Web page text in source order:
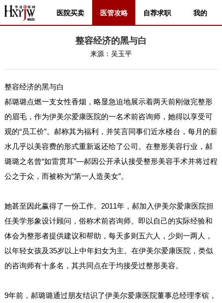
医院买卖 医管攻略 自荐求职 我的
整容经济的黑与白
来源： 吴玉平
整容经济的黑与白
郝璐璐点燃一支女性香烟，略显急迫地展示着两天前刚做完整形
的眉毛，作为伊美尔爱康医院的一名术前咨询师，她得以享受可
观的“员工价”。郝称其为福利，并笑言同事们近水楼台，每月的薪
水几乎以美容费的形式重新返还给了公司。在整形美容行业，郝
璐璐之名曾“如雷贯耳”—郝因公开承认接受整形美容手术并将过程
公之于众，而被称为“第一人造美女”。
她甚至因此赢得了一份工作。2011年，郝加入伊美尔爱康医院担
任美学形象设计顾问，俗称术前咨询师。即以自己的实际经验和
体会为整形者提供建议和帮助，每天多则五六人，少则一两人，
以年轻女孩及35岁以上中年妇女为主。在伊美尔爱康医院，类似
的咨询师有十多名，其共同点在于均接受过整形美容。
9年前，郝璐璐通过朋友结识了伊美尔爱康医院董事总经理李镔，